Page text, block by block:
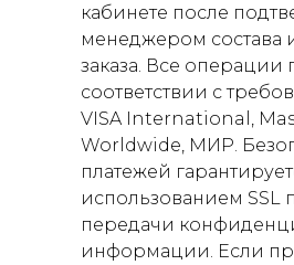
кабинете после
менеджером состава
заказа. Все операции
соответствии с
VISA International,
Worldwide, МИР.
платежей
использованием SSL
передачи
информации. Если